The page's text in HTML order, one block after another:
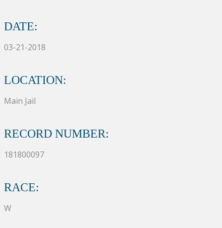
DATE:
03-21-2018
LOCATION:
Main Jail
RECORD NUMBER:
181800097
RACE:
W